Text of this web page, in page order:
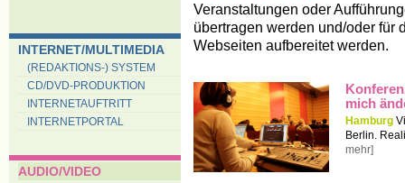
INTERNET/MULTIMEDIA
(REDAKTIONS-) SYSTEM
CD/DVD-PRODUKTION
INTERNETAUFTRITT
INTERNETPORTAL
AUDIO/VIDEO
Veranstaltungen oder
übertragen werden und/oder für
Webseiten aufbereitet werden.
mich
Hamburg
Berlin.
mehr]